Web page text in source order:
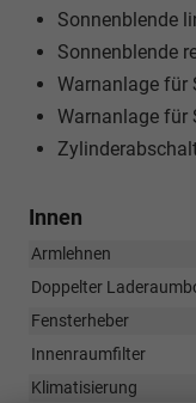
Sonnenblende
Sonnenblende
Warnanlage für
Warnanlage für
Innen
Armlehnen
Doppelter
Fensterheber
Innenraumfilter
Klimatisierung